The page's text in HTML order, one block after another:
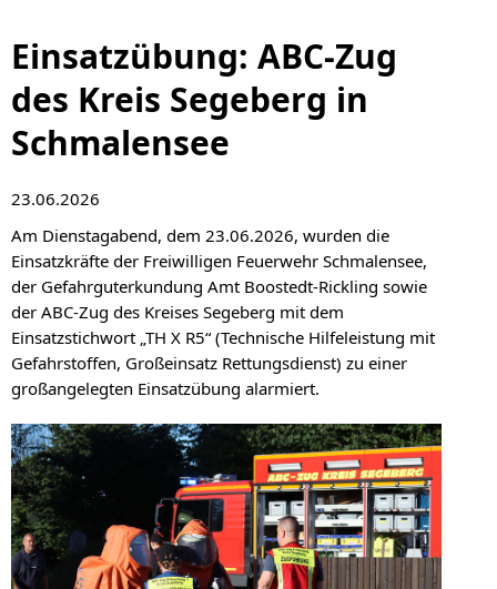
Einsatzübung: ABC-Zug
des Kreis Segeberg in
Schmalensee
23.06.2026
Am Dienstagabend, dem 23.06.2026, wurden die
Einsatzkräfte der Freiwilligen Feuerwehr Schmalensee,
der Gefahrguterkundung Amt Boostedt-Rickling sowie
der ABC-Zug des Kreises Segeberg mit dem
Einsatzstichwort „TH X R5“ (Technische Hilfeleistung mit
Gefahrstoffen, Großeinsatz Rettungsdienst) zu einer
großangelegten Einsatzübung alarmiert.